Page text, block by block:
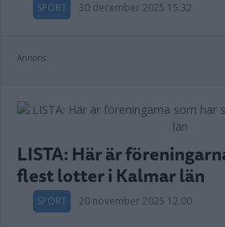
SPORT 30 december 2025 15.32
Annons:
LISTA: Här är
flest lotter i Kalmar län
SPORT 20 november 2025 12.00